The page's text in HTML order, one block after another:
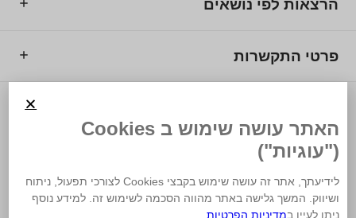
הרצאות לפי נושאים
פרטי התקשרות
משרד פרסום
האתר עושה שימוש ב Cookies
("עוגיות")
לידיעתך, אתר זה עושה שימוש בקבצי Cookies לצורכי תפעול, ניתוח
ושיווק. המשך גלישה באתר מהווה הסכמה לשימוש זה. למידע נוסף
ניתן לעיין במדיניות הפרטיות